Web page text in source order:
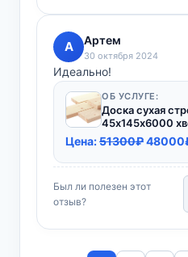
А Артем
30 октября 2024
Идеально!
ОБ УСЛУГЕ:
Доска сухая
45х145х6000
Цена:51300₽
51300₽.
48000
Был ли полезен этот
отзыв?